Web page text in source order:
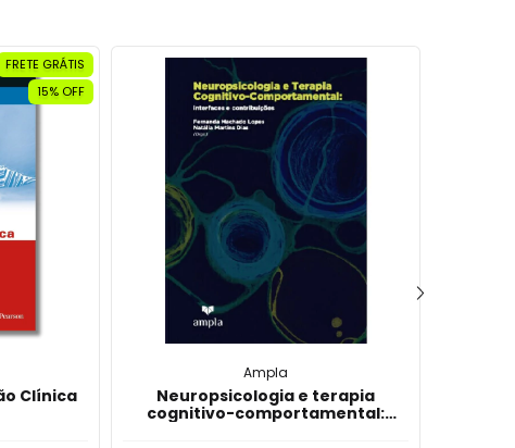
FRETE GRÁTIS
15% OFF
Clínica
Ampla
Neuropsicologia e terapia
cognitivo-comportamental: